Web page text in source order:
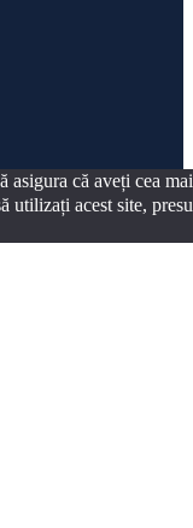
că aveți cea
utilizați acest site,